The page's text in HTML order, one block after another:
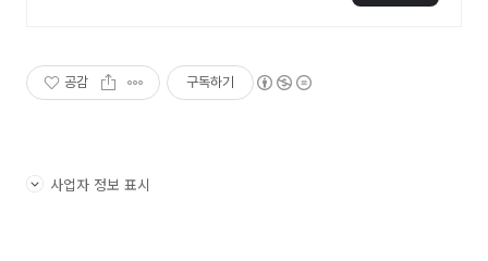
공감 구독하기
사업자 정보 표시